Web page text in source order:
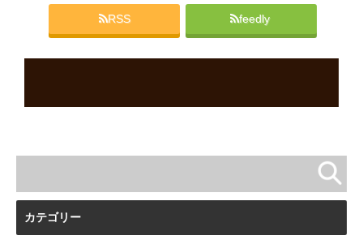
RSS feedly
カテゴリー